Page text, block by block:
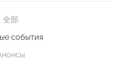
全部
события